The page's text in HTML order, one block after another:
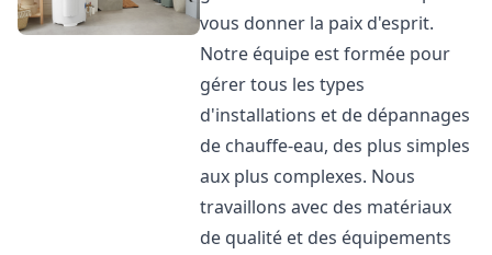
vous donner la paix d'esprit.
Notre équipe est formée pour
gérer tous les types
d'installations et de dépannages
de chauffe-eau, des plus simples
aux plus complexes. Nous
travaillons avec des matériaux
de qualité et des équipements